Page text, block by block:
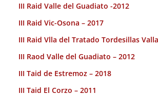
III Raid Valle del Guadiato -2012
III Raid Vic-Osona – 2017
III Raid Vlla del Tratado Tordesillas
III Raod Valle del Guadiato – 2012
III Taid de Estremoz – 2018
III Taid El Corzo – 2011